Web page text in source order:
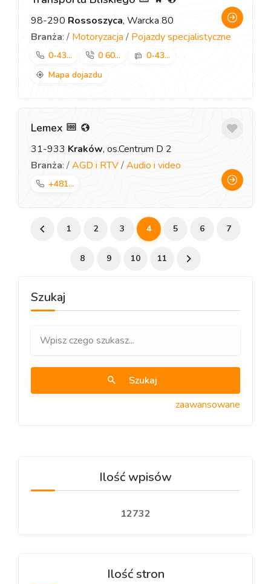
98-290 Rossoszyca, Warcka 80
Branża: / Motoryzacja / Pojazdy specjalistyczne
0-43... 0 60...
0-43...
Mapa dojazdu
Lemex
31-933 Kraków, os.Centrum D 2
Branża: /AGD i RTV/Audio i video
+481...
1 2 3 4 5 6 7
8 9 10 11
Szukaj
Szukaj
zaawansowane
Ilość wpisów
12732
Ilość stron